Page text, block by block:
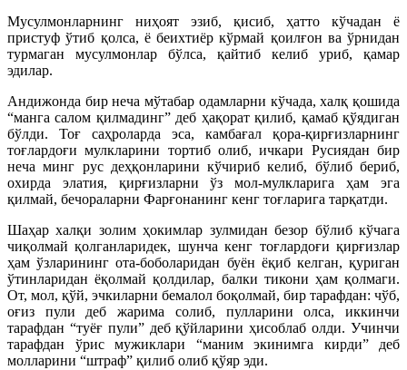
Мусулмонларнинг ниҳоят эзиб, қисиб, ҳатто кўчадан ё
пристуф ўтиб қолса, ё беихтиёр кўрмай қоилғон ва ўрнидан
турмаган мусулмонлар бўлса, қайтиб келиб уриб, қамар
эдилар.
Андижонда бир неча мўтабар одамларни кўчада, халқ қошида
“манга салом қилмадинг” деб ҳақорат қилиб, қамаб қўядиган
бўлди. Тоғ саҳроларда эса, камбағал қора-қирғизларнинг
тоғлардоғи мулкларини тортиб олиб, ичкари Русиядан бир
неча минг рус деҳқонларини кўчириб келиб, бўлиб бериб,
охирда элатия, қирғизларни ўз мол-мулкларига ҳам эга
қилмай, бечораларни Фарғонанинг кенг тоғларига тарқатди.
Шаҳар халқи золим ҳокимлар зулмидан безор бўлиб кўчага
чиқолмай қолганларидек, шунча кенг тоғлардоғи қирғизлар
ҳам ўзларининг ота-боболаридан буён ёқиб келган, қуриган
ўтинларидан ёқолмай қолдилар, балки тикони ҳам қолмаги.
От, мол, қўй, эчкиларни бемалол боқолмай, бир тарафдан: чўб,
оғиз пули деб жарима солиб, пулларини олса, иккинчи
тарафдан “туёғ пули” деб қўйларини ҳисоблаб олди. Учинчи
тарафдан ўрис мужиклари “маним экинимга кирди” деб
молларини “штраф” қилиб олиб қўяр эди.